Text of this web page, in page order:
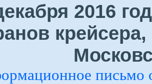
2016
письмо